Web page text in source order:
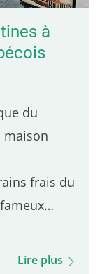
à
du
maison
frais du
de
Lire plus